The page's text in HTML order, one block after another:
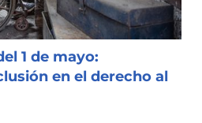
1 de mayo:
en el derecho al